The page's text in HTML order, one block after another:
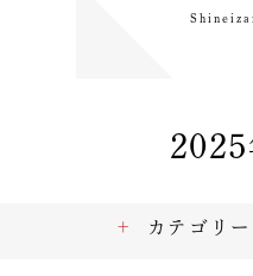
カテゴリ